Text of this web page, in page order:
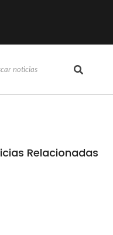
Relacionadas